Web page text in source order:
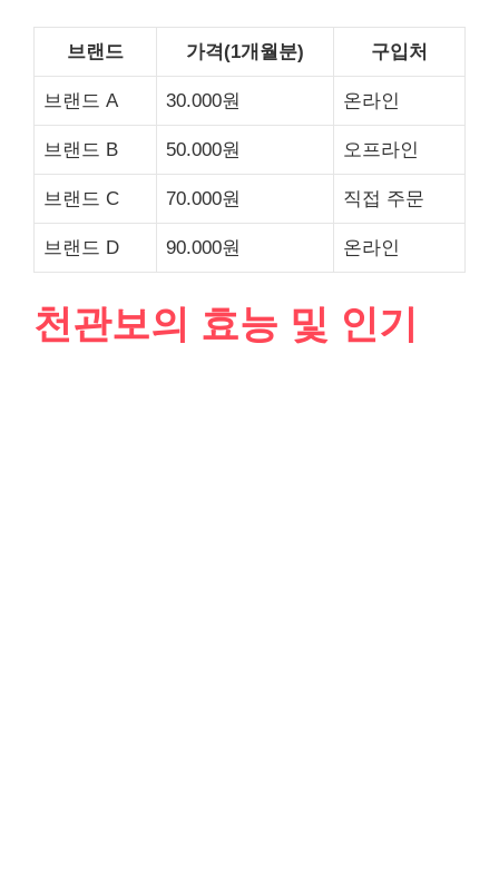
브랜드 가격(1개월분) 구입처
브랜드 A 30.000원 온라인
브랜드 B 50.000원 오프라인
브랜드 C 70.000원 직접 주문
브랜드 D 90.000원 온라인
천관보의 효능 및 인기